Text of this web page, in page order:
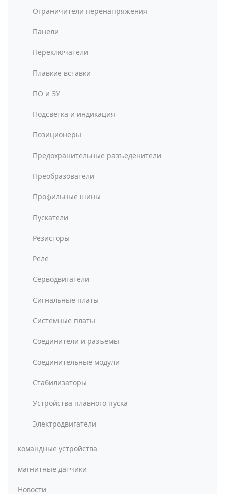
Ограничители перенапряжения
Панели
Переключатели
Плавкие вставки
ПО и ЗУ
Подсветка и индикация
Позиционеры
Предохранительные разъеденители
Преобразователи
Профильные шины
Пускатели
Резисторы
Реле
Серводвигатели
Сигнальные платы
Системные платы
Соединители и разъемы
Соединительные модули
Стабилизаторы
Устройства плавного пуска
Электродвигатели
командные устройства
магнитные датчики
Новости